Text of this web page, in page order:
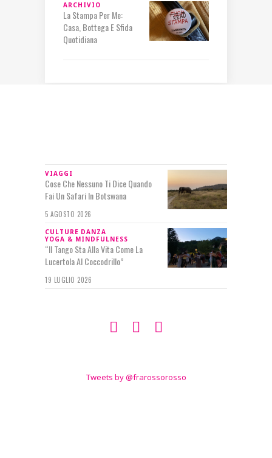
ARCHIVIO
La Stampa Per Me:
Casa, Bottega E Sfida
Quotidiana
VIAGGI
Cose Che Nessuno Ti Dice Quando
Fai Un Safari In Botswana
5 AGOSTO 2026
CULTURE DANZA
YOGA & MINDFULNESS
“Il Tango Sta Alla Vita Come La
Lucertola Al Coccodrillo”
19 LUGLIO 2026
Tweets by @frarossorosso